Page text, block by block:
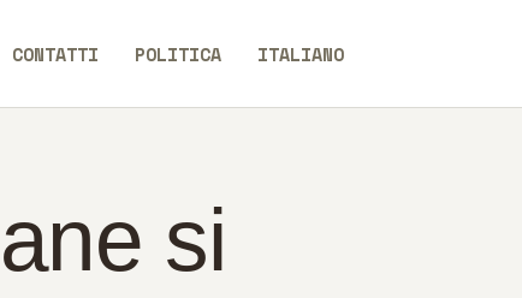
CONTATTI POLITICA ITALIANO
si